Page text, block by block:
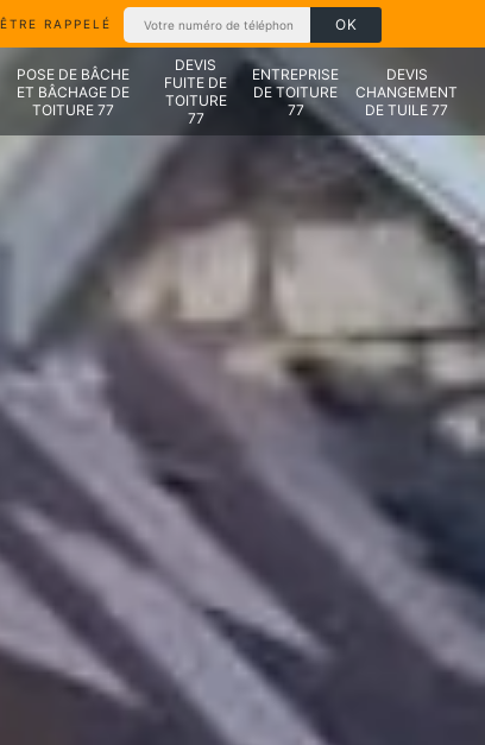
ÊTRE RAPPELÉ
POSE DE BÂCHE
ET BÂCHAGE DE
TOITURE 77
DEVIS
FUITE DE
TOITURE
77
ENTREPRISE
DE TOITURE
77
DEVIS
CHANGEMENT
DE TUILE 77